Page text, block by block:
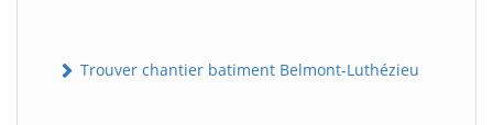
Trouver chantier batiment Belmont-Luthézieu